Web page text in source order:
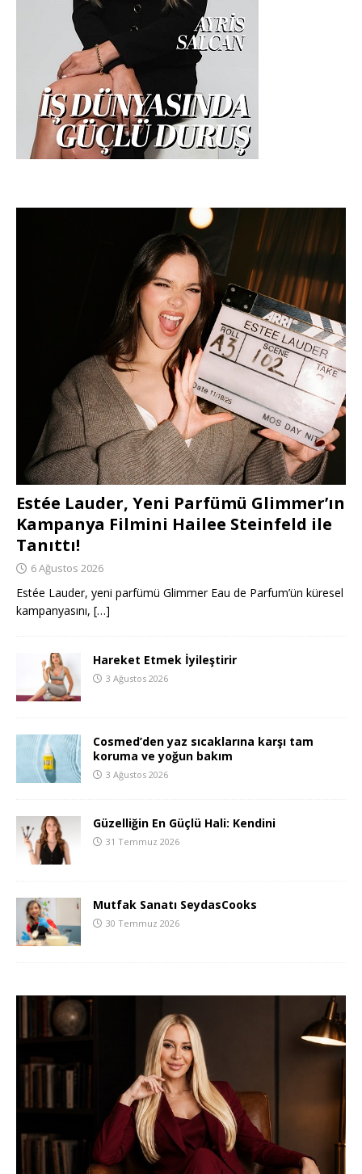
Estée Lauder, Yeni Parfümü Glimmer’ın
Kampanya Filmini Hailee Steinfeld ile
Tanıttı!
6 Ağustos 2026
Estée Lauder, yeni parfümü Glimmer Eau de Parfum’ün küresel
kampanyasını, […]
Hareket Etmek İyileştirir
3 Ağustos 2026
Cosmed’den yaz sıcaklarına karşı tam
koruma ve yoğun bakım
3 Ağustos 2026
Güzelliğin En Güçlü Hali: Kendini
31 Temmuz 2026
Mutfak Sanatı SeydasCooks
30 Temmuz 2026